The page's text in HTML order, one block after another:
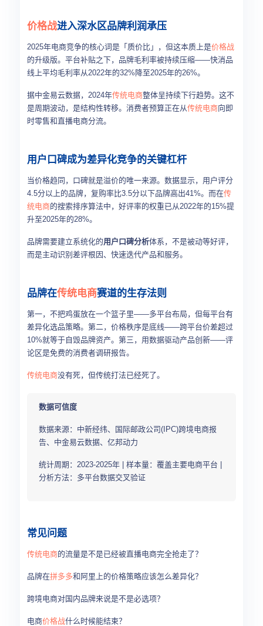
价格战进入深水区品牌利润承压
2025年电商竞争的核心词是「质价比」，但这本质上是价格战
的升级版。平台补贴之下，品牌毛利率被持续压缩——快消品
线上平均毛利率从2022年的32%降至2025年的26%。
据中金易云数据，2024年传统电商整体呈持续下行趋势。这不
是周期波动，是结构性转移。消费者预算正在从传统电商向即
时零售和直播电商分流。
用户口碑成为差异化竞争的关键杠杆
当价格趋同，口碑就是溢价的唯一来源。数据显示，用户评分
4.5分以上的品牌，复购率比3.5分以下品牌高出41%。而在传
统电商的搜索排序算法中，好评率的权重已从2022年的15%提
升至2025年的28%。
品牌需要建立系统化的用户口碑分析体系，不是被动等好评，
而是主动识别差评根因、快速迭代产品和服务。
品牌在传统电商赛道的生存法则
第一，不把鸡蛋放在一个篮子里——多平台布局，但每平台有
差异化选品策略。第二，价格秩序是底线——跨平台价差超过
10%就等于自毁品牌资产。第三，用数据驱动产品创新——评
论区是免费的消费者调研报告。
传统电商没有死，但传统打法已经死了。
数据可信度
数据来源：中新经纬、国际邮政公司(IPC)跨境电商报
告、中金易云数据、亿邦动力
统计周期：2023-2025年 | 样本量：覆盖主要电商平台 |
分析方法：多平台数据交叉验证
常见问题
传统电商的流量是不是已经被直播电商完全抢走了？
品牌在拼多多和阿里上的价格策略应该怎么差异化？
跨境电商对国内品牌来说是不是必选项？
电商价格战什么时候能结束？